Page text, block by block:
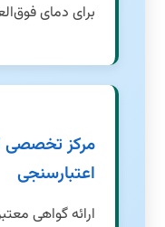
برای دمای
مرکز تخصصی
اعتبارسنجی